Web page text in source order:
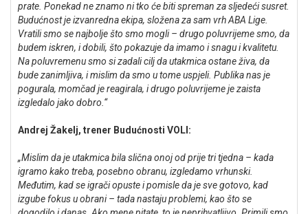
prate. Ponekad ne znamo ni tko će biti spreman za sljedeći susret.
Budućnost je izvanredna ekipa, složena za sam vrh ABA Lige.
Vratili smo se najbolje što smo mogli – drugo poluvrijeme smo, da
budem iskren, i dobili, što pokazuje da imamo i snagu i kvalitetu.
Na poluvremenu smo si zadali cilj da utakmica ostane živa, da
bude zanimljiva, i mislim da smo u tome uspjeli. Publika nas je
pogurala, momčad je reagirala, i drugo poluvrijeme je zaista
izgledalo jako dobro.“
Andrej Žakelj, trener Budućnosti VOLI:
„Mislim da je utakmica bila slična onoj od prije tri tjedna – kada
igramo kako treba, posebno obranu, izgledamo vrhunski.
Međutim, kad se igrači opuste i pomisle da je sve gotovo, kad
izgube fokus u obrani – tada nastaju problemi, kao što se